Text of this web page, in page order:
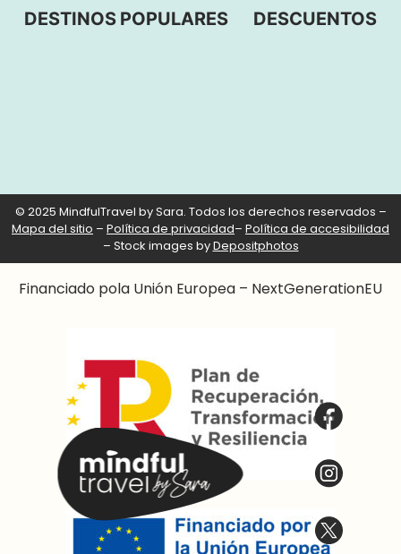
DESTINOS POPULARES DESCUENTOS
© 2025 MindfulTravel by Sara. Todos los derechos reservados –
Mapa del sitio – Política de privacidad– Política de accesibilidad
– Stock images byDepositphotos
Financiado pola Unión Europea – NextGenerationEU